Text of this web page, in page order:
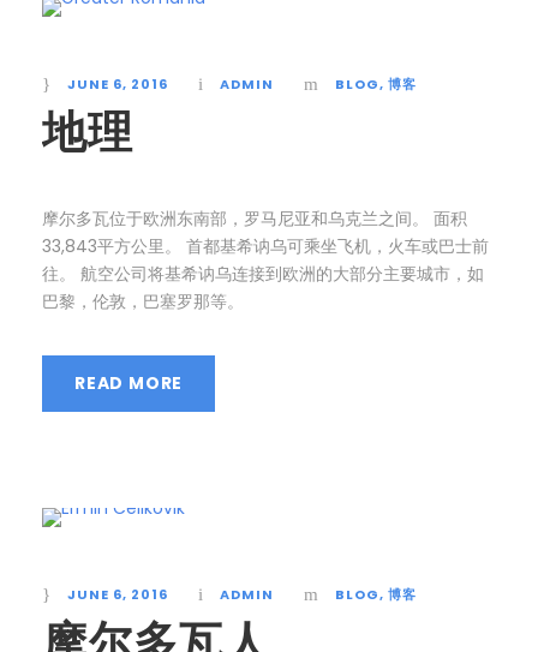
JUNE 6, 2016 ADMIN BLOG, 博客
地理
摩尔多瓦位于欧洲东南部，罗马尼亚和乌克兰之间。 面积
33,843平方公里。 首都基希讷乌可乘坐飞机，火车或巴士前
往。 航空公司将基希讷乌连接到欧洲的大部分主要城市，如
巴黎，伦敦，巴塞罗那等。
READ MORE
JUNE 6, 2016 ADMIN BLOG, 博客